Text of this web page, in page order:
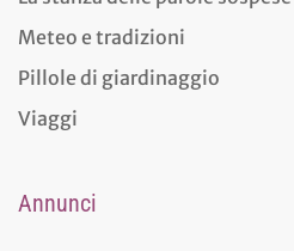
Meteo e tradizioni
Pillole di giardinaggio
Viaggi
Annunci